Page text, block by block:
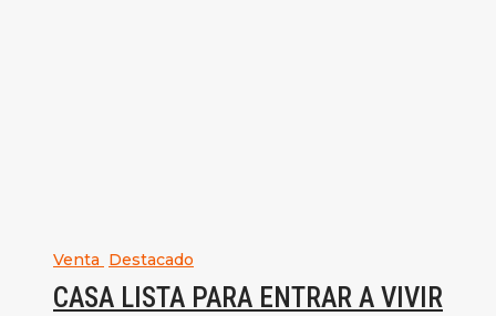
Venta Destacado
CASA LISTA PARA ENTRAR A VIVIR